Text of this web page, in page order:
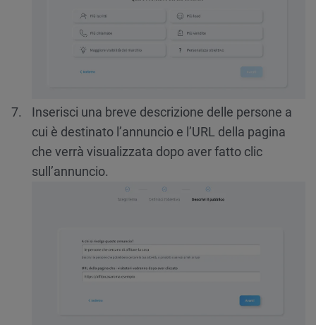
Inserisci una breve descrizione delle persone a
cui è destinato l’annuncio e l’URL della pagina
che verrà visualizzata dopo aver fatto clic
sull’annuncio.